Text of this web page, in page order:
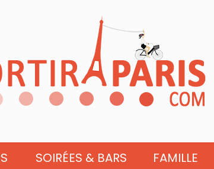
SOIRÉES & BARS FAMILLE